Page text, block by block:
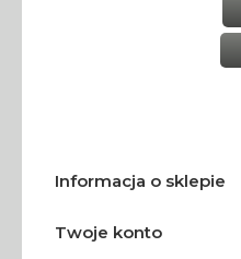
Informacja o sklepie
Twoje konto